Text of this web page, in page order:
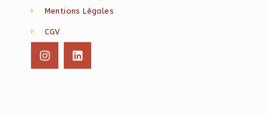
Mentions Légales
CGV